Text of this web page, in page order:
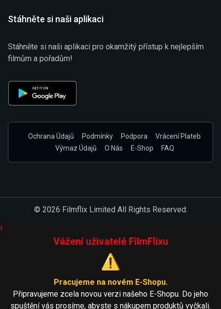
Stáhněte si naši aplikaci
Stáhněte si naši aplikaci pro okamžitý přístup k nejlepším
filmům a pořadům!
Ochrana Údajů Podmínky Podpora
Vrácení Plateb
Výmaz Údajů
O Nás E-Shop FAQ
© 2026 Filmflix Limited All Rights Reserved.
i
Vážení uživatelé FilmFlixu
⚠️
Pracujeme na novém E-Shopu.
Připravujeme zcela novou verzi našeho E-Shopu. Do jeho
spuštění vás prosíme, abyste s nákupem produktů vyčkali.